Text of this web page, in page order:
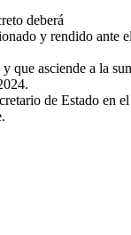
deberá
y rendido
que asciende a
de Estado en